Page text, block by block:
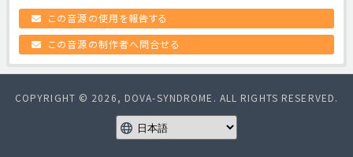
この音源の使用を報告する
この音源の制作者へ問合せる
COPYRIGHT © 2026, DOVA-SYNDROME. ALL RIGHTS RESERVED.